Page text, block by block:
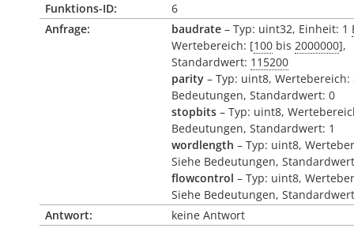
Funktions-ID:
6
Anfrage:
baudrate – Typ: uint32, Einheit: 1
Wertebereich: [100 bis 2000000],
Standardwert: 115200
parity – Typ: uint8, Wertebereich:
Bedeutungen, Standardwert: 0
stopbits – Typ: uint8,
Bedeutungen, Standardwert: 1
wordlength – Typ: uint8,
Siehe Bedeutungen,
flowcontrol – Typ: uint8,
Siehe Bedeutungen,
Antwort:
keine Antwort